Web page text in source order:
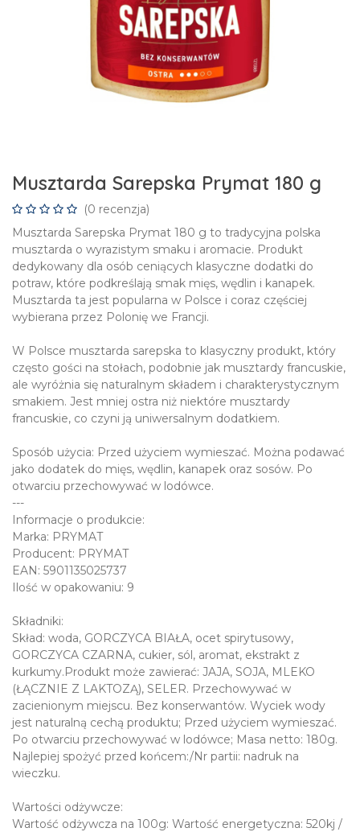
Musztarda Sarepska Prymat 180 g
(0 recenzja)
Musztarda Sarepska Prymat 180 g to tradycyjna polska
musztarda o wyrazistym smaku i aromacie. Produkt
dedykowany dla osób ceniących klasyczne dodatki do
potraw, które podkreślają smak mięs, wędlin i kanapek.
Musztarda ta jest popularna w Polsce i coraz częściej
wybierana przez Polonię we Francji.
W Polsce musztarda sarepska to klasyczny produkt, który
często gości na stołach, podobnie jak musztardy francuskie,
ale wyróżnia się naturalnym składem i charakterystycznym
smakiem. Jest mniej ostra niż niektóre musztardy
francuskie, co czyni ją uniwersalnym dodatkiem.
Sposób użycia: Przed użyciem wymieszać. Można podawać
jako dodatek do mięs, wędlin, kanapek oraz sosów. Po
otwarciu przechowywać w lodówce.
---
Informacje o produkcie:
Marka: PRYMAT
Producent: PRYMAT
EAN: 5901135025737
Ilość w opakowaniu: 9
Składniki:
Skład: woda, GORCZYCA BIAŁA, ocet spirytusowy,
GORCZYCA CZARNA, cukier, sól, aromat, ekstrakt z
kurkumy.Produkt może zawierać: JAJA, SOJA, MLEKO
(ŁĄCZNIE Z LAKTOZĄ), SELER. Przechowywać w
zacienionym miejscu. Bez konserwantów. Wyciek wody
jest naturalną cechą produktu; Przed użyciem wymieszać.
Po otwarciu przechowywać w lodówce; Masa netto: 180g.
Najlepiej spożyć przed końcem:/Nr partii: nadruk na
wieczku.
Wartości odżywcze:
Wartość odżywcza na 100g: Wartość energetyczna: 520kj /